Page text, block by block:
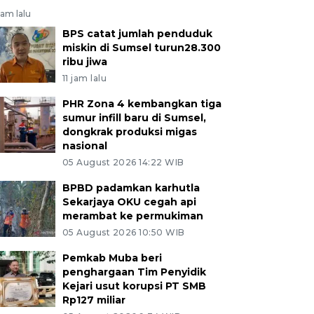
lalu
BPS catat jumlah penduduk
miskin di Sumsel turun28.300
ribu jiwa
11 jam lalu
PHR Zona 4 kembangkan tiga
sumur infill baru di Sumsel,
dongkrak produksi migas
nasional
05 August 2026 14:22 WIB
BPBD padamkan karhutla
Sekarjaya OKU cegah api
merambat ke permukiman
05 August 2026 10:50 WIB
Pemkab Muba beri
penghargaan Tim Penyidik
Kejari usut korupsi PT SMB
Rp127 miliar